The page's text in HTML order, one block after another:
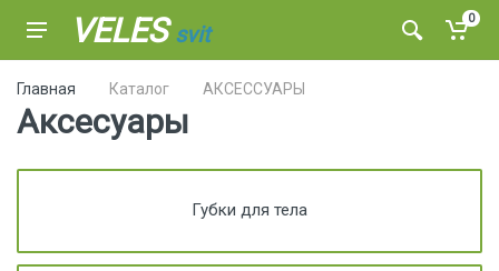
VELESsvit
0
Главная Каталог АКСЕССУАРЫ
Аксесуары
Губки для тела